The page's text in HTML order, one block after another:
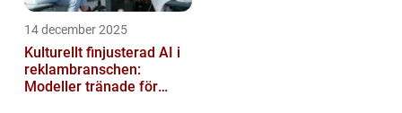
14 december 2025
Kulturellt finjusterad AI i
reklambranschen:
Modeller tränade för